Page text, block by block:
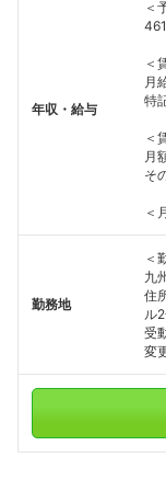
年収・給与
＜
＜
月
特
＜
月
そ
＜
勤務地
＜
九
住
ル
受
変